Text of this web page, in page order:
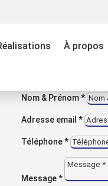
À propos
VOUS AVEZ UNE
Contactez-
Nom & Prénom *
Adresse email *
Téléphone *
Message *